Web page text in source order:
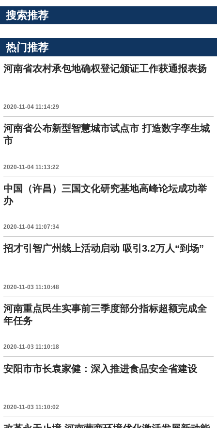
搜索推荐
热门推荐
河南省农村承包地确权登记颁证工作获通报表扬
2020-11-04 11:14:29
河南省公布新型智慧城市试点市 打造数字孪生城
市
2020-11-04 11:13:22
中国（许昌）三国文化研究基地高峰论坛成功举
办
2020-11-04 11:07:34
招才引智广州线上活动启动 吸引3.2万人“到场”
2020-11-03 11:10:48
河南重点民生实事前三季度部分指标超额完成全
年任务
2020-11-03 11:10:18
安阳市市长袁家健：深入推进食品安全省建设
2020-11-03 11:10:02